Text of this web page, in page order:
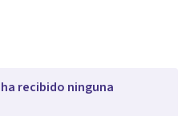
recibido ninguna